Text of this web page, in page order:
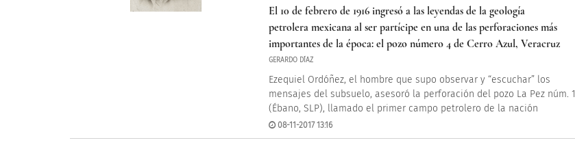
El 10 de febrero de 1916 ingresó a las leyendas de la geología
petrolera mexicana al ser partícipe en una de las perforaciones más
importantes de la época: el pozo número 4 de Cerro Azul, Veracruz
GERARDO DÍAZ
Ezequiel Ordóñez, el hombre que supo observar y “escuchar” los
mensajes del subsuelo, asesoró la perforación del pozo La Pez núm. 1
(Ébano, SLP), llamado el primer campo petrolero de la nación
08-11-2017 13:16